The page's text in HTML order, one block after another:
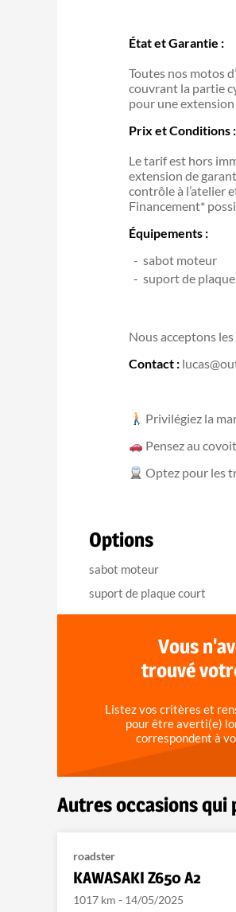
État et Garantie :
Toutes nos motos
couvrant la partie
pour une
Prix et Conditions :
Le tarif est hors
extension de
contrôle à l’atelier
Financement*
Équipements :
sabot moteur
suport de
Nous acceptons
Contact :
Privilégiez la
Pensez au
Optez pour les
Options
sabot moteur
suport de plaque court
Vous
trouvé
Listez vos critères et
pour être averti(e)
correspondent à
Autres occasions qui
roadster
KAWASAKI Z650 A2
1017 km - 14/05/2025